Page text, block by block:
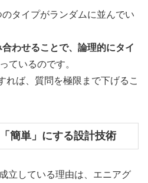
タイプがランダムに並んでい
わせることで、論理的にタイ
ているのです。
れば、質問を極限まで下げるこ
簡単」にする設計技術
立している理由は、エニアグ